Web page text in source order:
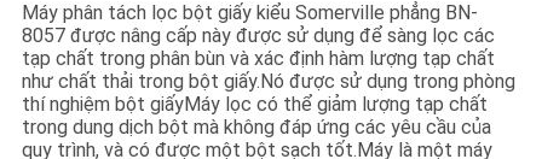
PRIVACY
POLICY
Máy phân tách lọc bột giấy kiểu Somerville phẳng BN-
8057 được nâng cấp này được sử dụng để sàng lọc các
tạp chất trong phân bùn và xác định hàm lượng tạp chất
như chất thải trong bột giấy.Nó được sử dụng trong phòng
thí nghiệm bột giấyMáy lọc có thể giảm lượng tạp chất
trong dung dịch bột mà không đáp ứng các yêu cầu của
quy trình, và có được một bột sạch tốt.Máy là một máy